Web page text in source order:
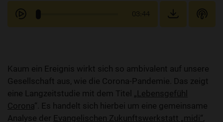
03:44
Kaum ein Ereignis wirkt sich so ambivalent auf unsere
Gesellschaft aus, wie die Corona-Pandemie. Das zeigt
eine Langzeitstudie mit dem Titel „Lebensgefühl
Corona“. Es handelt sich hierbei um eine gemeinsame
Analyse der Evangelischen Zukunftswerkstatt „midi“,